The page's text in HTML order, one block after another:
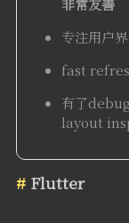
非常友善
专注用户
fast
有了
layout
Flutter